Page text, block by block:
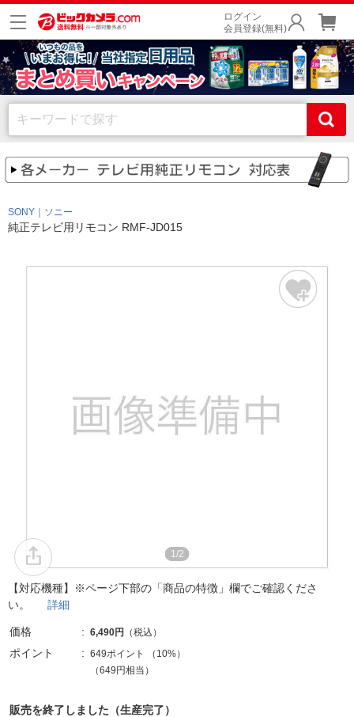
ログイン
会員登録(無料)
SONY｜ソニー
純正テレビ用リモコン RMF-JD015
1/2
【対応機種】※ページ下部の「商品の特徴」欄でご確認くださ
い。 詳細
価格 6,490円 （税込）
ポイント 649ポイント （ 10%）
（649円相当）
販売を終了しました（生産完了）